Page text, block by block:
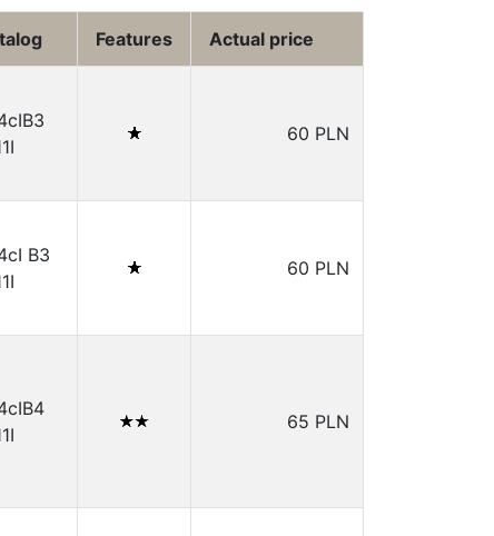
Features Actual price
60 PLN
B3
60 PLN
65 PLN